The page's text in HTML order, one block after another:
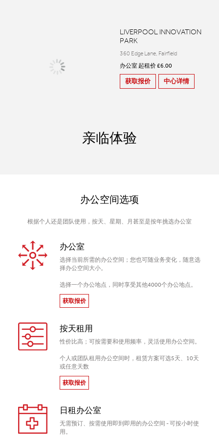
LIVERPOOL INNOVATION
PARK
360 Edge Lane, Fairfield
办公室 起租价 £6.00
获取报价 中心详情
亲临体验
办公空间选项
根据个人还是团队使用，按天、星期、月甚至是按年挑选办公室
办公室
选择当前所需的办公空间；您也可随业务变化，随意选
择办公空间大小。
选择一个办公地点，同时享受其他4000个办公地点。
获取报价
按天租用
性价比高；可按需要和使用频率，灵活使用办公空间。
个人或团队租用办公空间时，租赁方案可选5天、10天
或任意天数
获取报价
日租办公室
无需预订、按需使用即到即用的办公空间 - 可按小时使
用。